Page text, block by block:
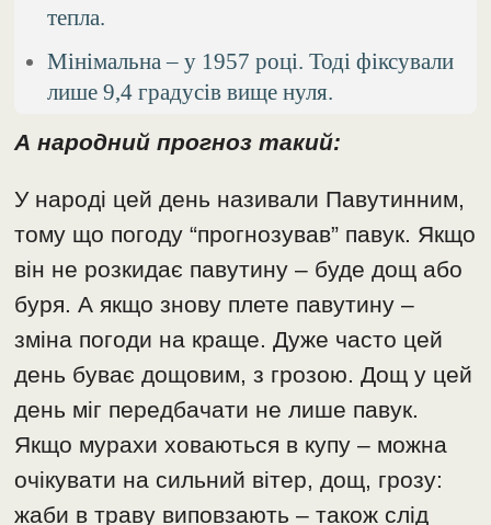
тепла.
Мінімальна – у 1957 році. Тоді фіксували
лише 9,4 градусів вище нуля.
А народний прогноз такий:
У народі цей день називали Павутинним,
тому що погоду “прогнозував” павук. Якщо
він не розкидає павутину – буде дощ або
буря. А якщо знову плете павутину –
зміна погоди на краще. Дуже часто цей
день буває дощовим, з грозою. Дощ у цей
день міг передбачати не лише павук.
Якщо мурахи ховаються в купу – можна
очікувати на сильний вітер, дощ, грозу:
жаби в траву виповзають – також слід